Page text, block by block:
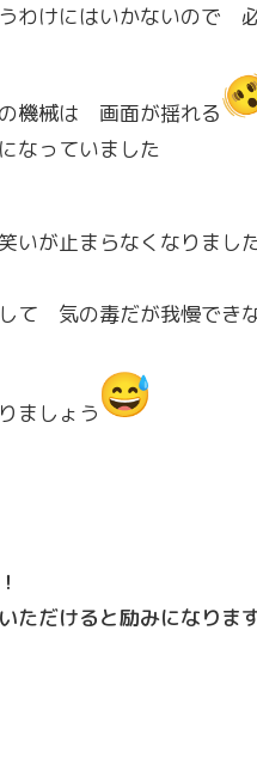
けにはいかないので
機械は 画面が揺れる
っていました
いが止まらなくなりまし
て 気の毒だが我慢でき
ましょう
ただけると励みになりま